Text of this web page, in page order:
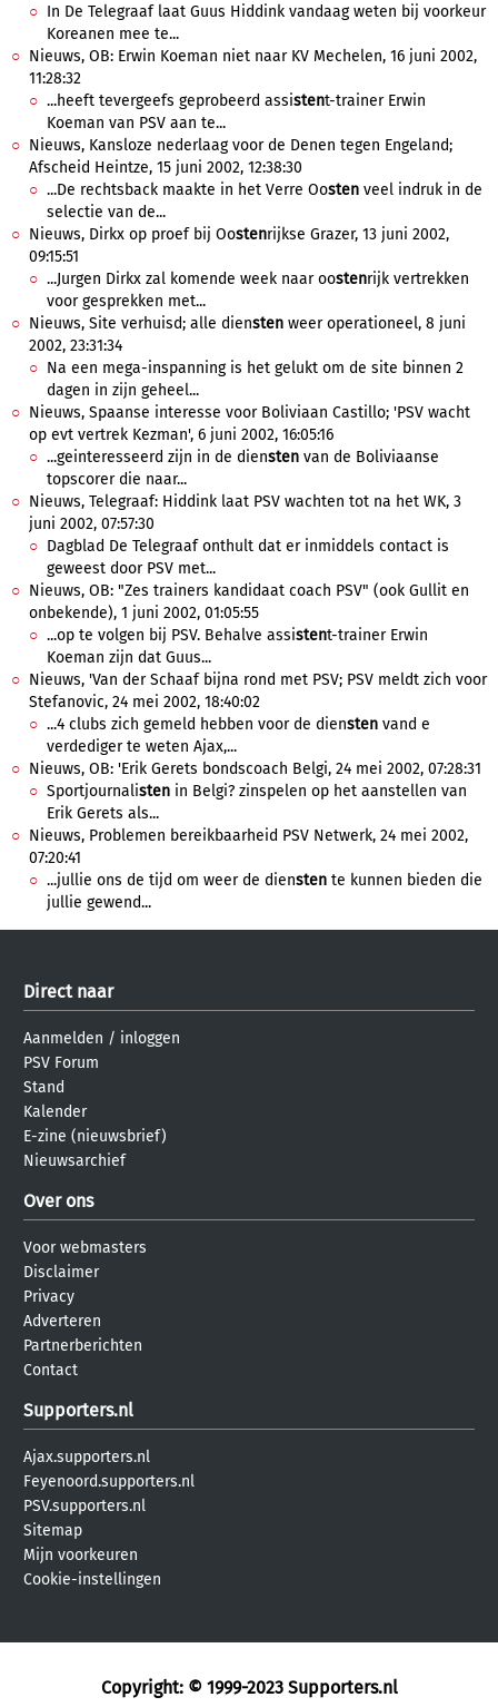
In De Telegraaf laat Guus Hiddink vandaag weten bij voorkeur
Koreanen mee te...
Nieuws, OB: Erwin Koeman niet naar KV Mechelen, 16 juni 2002,
11:28:32
...heeft tevergeefs geprobeerd assistent-trainer Erwin
Koeman van PSV aan te...
Nieuws, Kansloze nederlaag voor de Denen tegen Engeland;
Afscheid Heintze, 15 juni 2002, 12:38:30
...De rechtsback maakte in het Verre Oosten veel indruk in de
selectie van de...
Nieuws, Dirkx op proef bij Oostenrijkse Grazer, 13 juni 2002,
09:15:51
...Jurgen Dirkx zal komende week naar oostenrijk vertrekken
voor gesprekken met...
Nieuws, Site verhuisd; alle diensten weer operationeel, 8 juni
2002, 23:31:34
Na een mega-inspanning is het gelukt om de site binnen 2
dagen in zijn geheel...
Nieuws, Spaanse interesse voor Boliviaan Castillo; 'PSV wacht
op evt vertrek Kezman', 6 juni 2002, 16:05:16
...geinteresseerd zijn in de diensten van de Boliviaanse
topscorer die naar...
Nieuws, Telegraaf: Hiddink laat PSV wachten tot na het WK, 3
juni 2002, 07:57:30
Dagblad De Telegraaf onthult dat er inmiddels contact is
geweest door PSV met...
Nieuws, OB: "Zes trainers kandidaat coach PSV" (ook Gullit en
onbekende), 1 juni 2002, 01:05:55
...op te volgen bij PSV. Behalve assistent-trainer Erwin
Koeman zijn dat Guus...
Nieuws, 'Van der Schaaf bijna rond met PSV; PSV meldt zich voor
Stefanovic, 24 mei 2002, 18:40:02
...4 clubs zich gemeld hebben voor de diensten vand e
verdediger te weten Ajax,...
Nieuws, OB: 'Erik Gerets bondscoach Belgi, 24 mei 2002, 07:28:31
Sportjournalisten in Belgi? zinspelen op het aanstellen van
Erik Gerets als...
Nieuws, Problemen bereikbaarheid PSV Netwerk, 24 mei 2002,
07:20:41
...jullie ons de tijd om weer de diensten te kunnen bieden die
jullie gewend...
Direct naar
Aanmelden / inloggen
PSV Forum
Stand
Kalender
E-zine (nieuwsbrief)
Nieuwsarchief
Over ons
Voor webmasters
Disclaimer
Privacy
Adverteren
Partnerberichten
Contact
Supporters.nl
Ajax.supporters.nl
Feyenoord.supporters.nl
PSV.supporters.nl
Sitemap
Mijn voorkeuren
Cookie-instellingen
Copyright: © 1999-2023 Supporters.nl